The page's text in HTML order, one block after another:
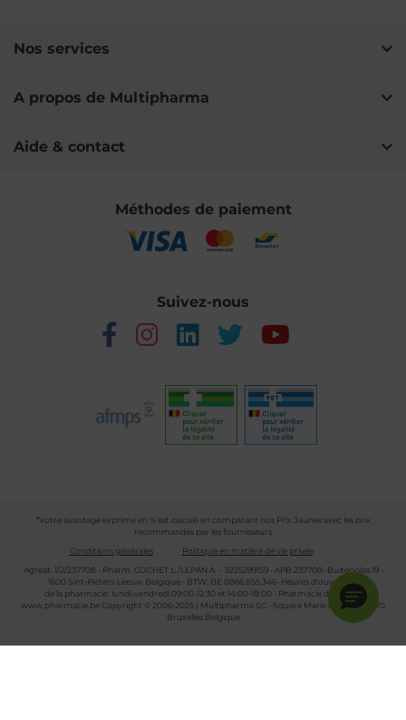
Nos services
A propos de Multipharma
Aide & contact
Méthodes de paiement
Suivez-nous
*Votre avantage exprimé en % est calculé en comparant nos Prix Jaunes avec les prix
recommandés par les fournisseurs
Conditions générales
Politique en matière de vie privée
Agréat. 1/2/237708 - Pharm. COCHET L./LEPAN A. - 3225299159 - APB 237708- Buitenplas 19 -
1600 Sint-Pieters-Leeuw Belgique - BTW: BE 0866.855.346 -Heures d'ouverture
de la pharmacie: lundi-vendredi 09:00-12:30 et 14:00-18:00 - Pharmacie de garde :
www.pharmacie.beCopyright © 2006-2025 | Multipharma SC - Square Marie Curie 30 - 1070
Bruxelles Belgique